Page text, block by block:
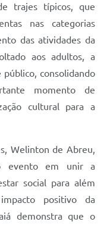
trajes típicos, que
nas categorias
das atividades da
aos adultos, a
público, consolidando
momento de
cultural para a
Welinton de Abreu,
evento em unir a
social para além
positivo da
demonstra que o